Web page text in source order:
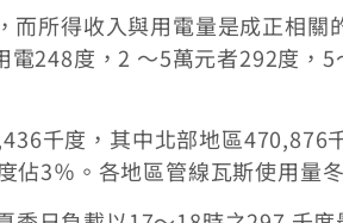
所得收入與用電量是成正相關
248度，2 ～5萬元者292度，5
千度，其中北部地區470,876
3％。各地區管線瓦斯使用量